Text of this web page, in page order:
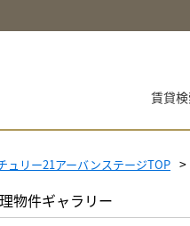
賃貸
ュリー21アーバンステージTOP
物件ギャラリー